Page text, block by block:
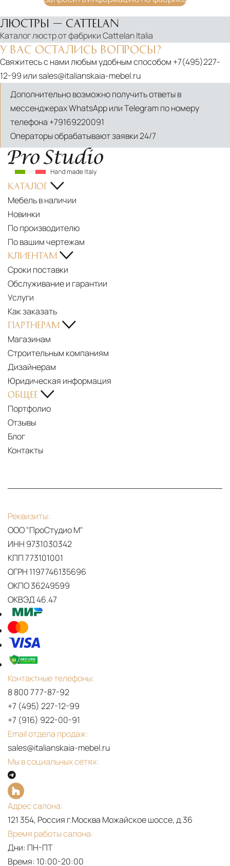
Подробнее
В корзину
В корзину
ЛЮСТРЫ — CATTELAN
Каталог люстр от фабрики Cattelan Italia
У ВАС ОСТАЛИСЬ ВОПРОСЫ?
Свяжитесь с нами любым удобным способом +7(495)227-
12-99 или sales@italianskaia-mebel.ru
Дополнительно возможно получить ответы в
мессенджерах WhatsApp или Telegram по номеру
телефона +79169220091
Операторы обрабатывают заявки 24/7
КАТАЛОГ
Мебель в наличии
Новинки
По производителю
По вашим чертежам
КЛИЕНТАМ
Сроки поставки
Обслуживание и гарантии
Услуги
Как заказать
ПАРТНЕРАМ
Магазинам
Строительным компаниям
Дизайнерам
Юридическая информация
ОБЩЕЕ
Портфолио
Отзывы
Блог
Контакты
Реквизиты:
ООО "ПроСтудио М"
ИНН 9731030342
КПП 773101001
ОГРН 1197746135696
ОКПО 36249599
ОКВЭД 46.47
Контактные телефоны:
8 800 777-87-92
+7 (495) 227-12-99
+7 (916) 922-00-91
Email отдела продаж:
sales@italianskaia-mebel.ru
Мы в социальных сетях:
Адрес салона:
121 354, Россия г.Москва Можайское шоссе, д.36
Время работы салона:
Дни: ПН-ПТ
Время: 10:00-20:00